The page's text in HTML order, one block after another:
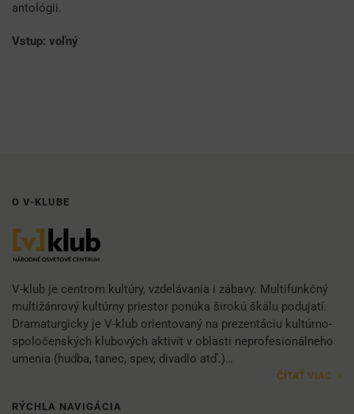
antológii.
Vstup: voľný
O V-KLUBE
V-klub je centrom kultúry, vzdelávania i zábavy. Multifunkčný
multižánrový kultúrny priestor ponúka širokú škálu podujatí.
Dramaturgicky je V-klub orientovaný na prezentáciu kultúrno-
spoločenských klubových aktivít v oblasti neprofesionálneho
umenia (hudba, tanec, spev, divadlo atď.)…
ČÍTAŤ VIAC
RÝCHLA NAVIGÁCIA